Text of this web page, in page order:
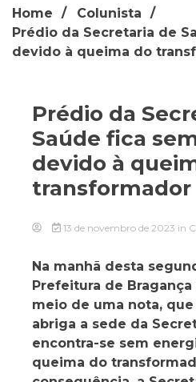
Home
Colunista
Prédio da Secretaria de
devido à queima do
Prédio da
Saúde fica
devido à
transformador
13 de novembro de 2023 in
Na manhã desta
Prefeitura de
meio de uma nota,
abriga a sede da
encontra-se sem
queima do